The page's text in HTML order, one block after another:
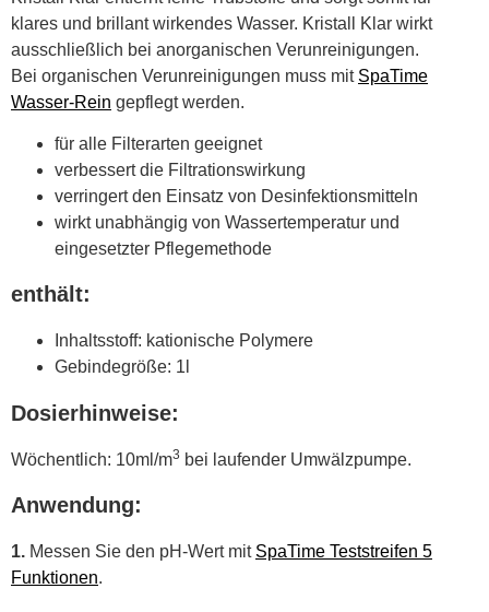
klares und brillant wirkendes Wasser. Kristall Klar wirkt
ausschließlich bei anorganischen Verunreinigungen.
Bei organischen Verunreinigungen muss mit SpaTime
Wasser-Rein gepflegt werden.
für alle Filterarten geeignet
verbessert die Filtrationswirkung
verringert den Einsatz von Desinfektionsmitteln
wirkt unabhängig von Wassertemperatur und
eingesetzter Pflegemethode
enthält:
Inhaltsstoff: kationische Polymere
Gebindegröße: 1l
Dosierhinweise:
Wöchentlich: 10ml/m3 bei laufender Umwälzpumpe.
Anwendung:
1. Messen Sie den pH-Wert mit SpaTime Teststreifen 5
Funktionen.